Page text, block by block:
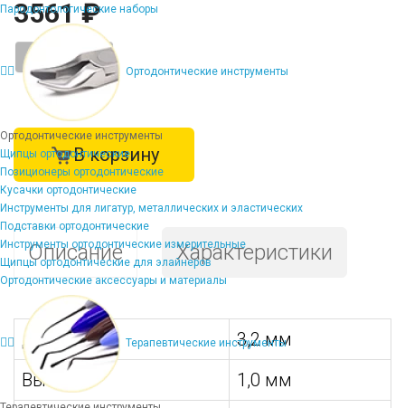
Пародонтологические наборы
Ортодонтические инструменты
Ортодонтические инструменты
Щипцы ортодонтические
Позиционеры ортодонтические
Кусачки ортодонтические
Инструменты для лигатур, металлических и эластических
Подставки ортодонтические
Инструменты ортодонтические измерительные
Щипцы ортодонтические для элайнеров
Ортодонтические аксессуары и материалы
Терапевтические инструменты
3561 ₽
- +
В корзину
Описание Характеристики
Длина:
3,2 мм
Высота:
1,0 мм